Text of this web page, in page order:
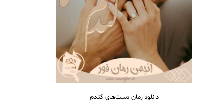
دانلود رمان دست‌های گندم